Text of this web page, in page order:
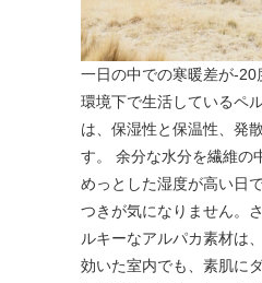
一日の中での寒暖差が-20
環境下で生活しているペ
は、保湿性と保温性、発
す。 余分な水分を繊維の
めっとした湿度が高い日
つきが気になりません。
ルキーなアルパカ素材は
効いた室内でも、素肌に